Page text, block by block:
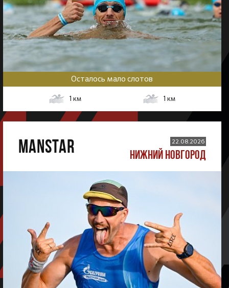
Осталось мало слотов
1 км 1 км
MANSTAR 22.08.2026
НИЖНИЙ НОВГОРОД